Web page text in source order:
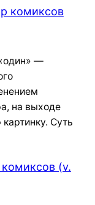
комиксов
—
на выходе
Суть
комиксов (v.